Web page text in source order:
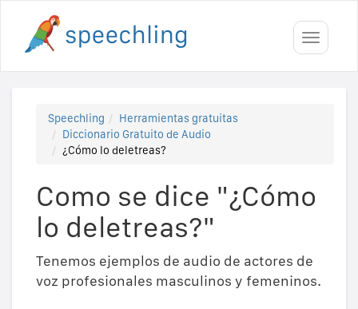
Toggle
Speechling
Herramientas gratuitas
Diccionario Gratuito de Audio
¿Cómo lo deletreas?
Como se dice "¿Cómo
lo deletreas?"
Tenemos ejemplos de audio de actores de
voz profesionales masculinos y femeninos.